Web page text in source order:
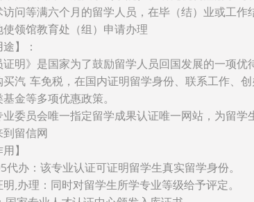
问等满六个月的留学人员，在毕（结）业或工作
领馆教育处（组）申请办理
】：
证明》是国家为了鼓励留学人员回国发展的一项
汽 车免税，在国内证明留学身份、联系工作、
金等多项优惠政策。
委员会唯一指定留学成果认证唯一网站，为留学
留信网
】
办：该专业认证可证明留学生真实留学身份。
,办理：同时对留学生所学专业等级给予评定。